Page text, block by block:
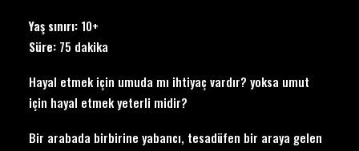
Yaş sınırı: 10+
Süre: 75 dakika
Hayal etmek için umuda mı ihtiyaç vardır? yoksa umut
için hayal etmek yeterli midir?
Bir arabada birbirine yabancı, tesadüfen bir araya gelen